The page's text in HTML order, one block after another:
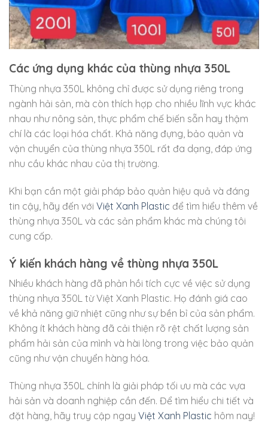
Các ứng dụng khác của thùng nhựa 350L
Thùng nhựa 350L không chỉ được sử dụng riêng trong
ngành hải sản, mà còn thích hợp cho nhiều lĩnh vực khác
nhau như nông sản, thực phẩm chế biến sẵn hay thậm
chí là các loại hóa chất. Khả năng đựng, bảo quản và
vận chuyển của thùng nhựa 350L rất đa dạng, đáp ứng
nhu cầu khác nhau của thị trường.
Khi bạn cần một giải pháp bảo quản hiệu quả và đáng
tin cậy, hãy đến với Việt Xanh Plastic để tìm hiểu thêm về
thùng nhựa 350L và các sản phẩm khác mà chúng tôi
cung cấp.
Ý kiến khách hàng về thùng nhựa 350L
Nhiều khách hàng đã phản hồi tích cực về việc sử dụng
thùng nhựa 350L từ Việt Xanh Plastic. Họ đánh giá cao
về khả năng giữ nhiệt cũng như sự bền bỉ của sản phẩm.
Không ít khách hàng đã cải thiện rõ rệt chất lượng sản
phẩm hải sản của mình và hài lòng trong việc bảo quản
cũng như vận chuyển hàng hóa.
Thùng nhựa 350L chính là giải pháp tối ưu mà các vựa
hải sản và doanh nghiệp cần đến. Để tìm hiểu chi tiết và
đặt hàng, hãy truy cập ngay Việt Xanh Plastic hôm nay!